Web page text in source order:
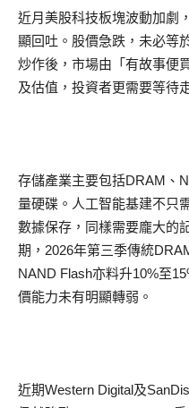
近月美股科技板塊波動加劇
顯回吐。股價急跌，未必等
炒作後，市場由「有故事便
及估值，投資者更需要等待
存儲產業主要包括DRAM、
量硬碟。人工智能基建不只
數據保存，同樣需要龐大的
期，2026年第三季傳統
NAND Flash亦料升10%至
價能力未有明顯轉弱。
近期Western Digital及